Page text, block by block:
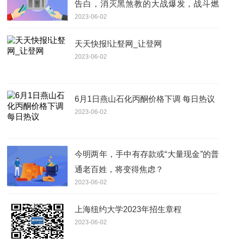
告白，消灭黑煞教的大战爆发，战斗燃
爆
2023-06-02
天天快报!让豋网_让登网
2023-06-02
6月1日燕山石化丙酮价格下调 每日热议
2023-06-02
今明两年，手中有存款或“大量现金”的普
通老百姓，将变得焦虑？
2023-06-02
上海纽约大学2023年招生章程
2023-06-02